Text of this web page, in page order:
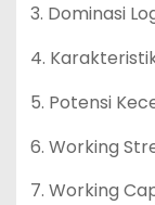
3. Dominasi
4.
5. Potensi
6. Working
7. Working